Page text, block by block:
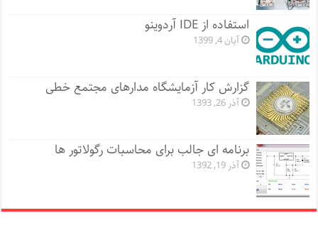
استفاده از IDE آردوینو
آبان 4, 1399
گزارش کار آزمایشگاه مدارهای مجتمع خطی
آذر 26, 1393
برنامه ای جالب برای محاسبات رگولاتور ها
آذر 19, 1392